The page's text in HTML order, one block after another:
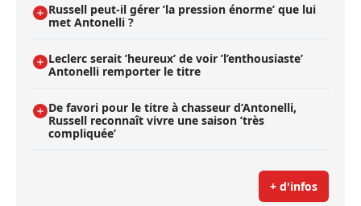
Russell peut-il gérer ’la pression énorme’ que lui
met Antonelli ?
Leclerc serait ’heureux’ de voir ’l’enthousiaste’
Antonelli remporter le titre
De favori pour le titre à chasseur d’Antonelli,
Russell reconnaît vivre une saison ’très
compliquée’
+ d'infos